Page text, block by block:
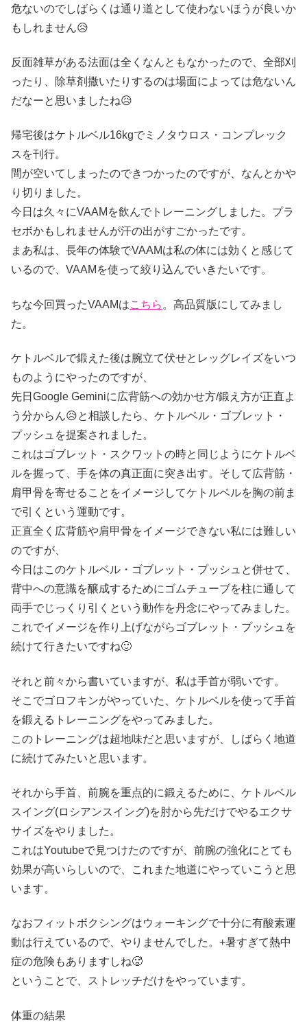
危ないのでしばらくは通り道として使わないほうが良いか
もしれません😥
反面雑草がある法面は全くなんともなかったので、全部刈
ったり、除草剤撒いたりするのは場面によっては危ないん
だなーと思いましたね😥
帰宅後はケトルベル16kgでミノタウロス・コンプレック
スを刊行。
間が空いてしまったのできつかったのですが、なんとかや
り切りました。
今日は久々にVAAMを飲んでトレーニングしました。プラ
セボかもしれませんが汗の出がすごかったです。
まあ私は、長年の体験でVAAMは私の体には効くと感じて
いるので、VAAMを使って絞り込んでいきたいです。
ちな今回買ったVAAMはこちら 。高品質版にしてみまし
た。
ケトルベルで鍛えた後は腕立て伏せとレッグレイズをいつ
ものようにやったのですが、
先日Google Geminiに広背筋への効かせ方/鍛え方が正直よ
う分からん😥と相談したら、ケトルベル・ゴブレット・
プッシュを提案されました。
これはゴブレット・スクワットの時と同じようにケトルベ
ルを握って、手を体の真正面に突き出す。そして広背筋・
肩甲骨を寄せることをイメージしてケトルベルを胸の前ま
で引くという運動です。
正直全く広背筋や肩甲骨をイメージできない私には難しい
のですが、
今日はこのケトルベル・ゴブレット・プッシュと併せて、
背中への意識を醸成するためにゴムチューブを柱に通して
両手でじっくり引くという動作を丹念にやってみました。
これでイメージを作り上げながらゴブレット・プッシュを
続けて行きたいですね🙂
それと前々から書いていますが、私は手首が弱いです。
そこでゴロフキンがやっていた、ケトルベルを使って手首
を鍛えるトレーニングをやってみました。
このトレーニングは超地味だと思いますが、しばらく地道
に続けてみたいと思います。
それから手首、前腕を重点的に鍛えるために、ケトルベル
スイング(ロシアンスイング)を肘から先だけでやるエクサ
サイズをやりました。
これはYoutubeで見つけたのですが、前腕の強化にとても
効果が高いらしいので、これまた地道にやっていこうと思
います。
なおフィットボクシングはウォーキングで十分に有酸素運
動は行えているので、やりませんでした。+暑すぎて熱中
症の危険もありますしね🥵
ということで、ストレッチだけをやっています。
体重の結果